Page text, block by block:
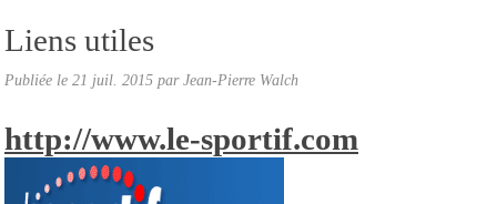
Liens utiles
Publiée le 21 juil. 2015 parJean-Pierre Walch
http://www.le-sportif.com